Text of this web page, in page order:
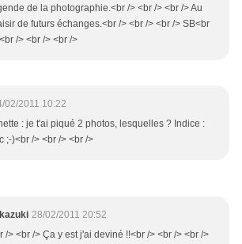
de la photographie.<br /> <br /> <br /> Au
de futurs échanges.<br /> <br /> <br /> SB<br
/> <br /> <br />
02/2011 10:22
: je t'ai piqué 2 photos, lesquelles ? Indice :
;-)<br /> <br /> <br />
28/02/2011 20:52
/> <br /> Ça y est j'ai deviné !!<br /> <br /> <br />